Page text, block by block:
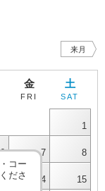
来月
金
FRI
土
SAT
1
6 7 8
14 15
コー
ださ